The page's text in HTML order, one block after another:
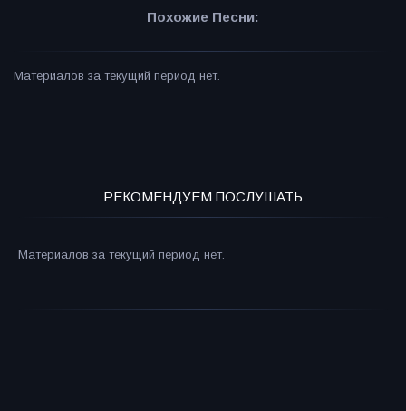
Похожие Песни:
Материалов за текущий период нет.
РЕКОМЕНДУЕМ ПОСЛУШАТЬ
Материалов за текущий период нет.